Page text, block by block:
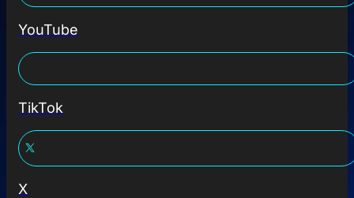
YouTube
TikTok
X